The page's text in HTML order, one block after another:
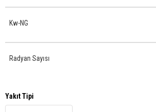
Kw-NG
Radyan Sayısı
Yakıt Tipi